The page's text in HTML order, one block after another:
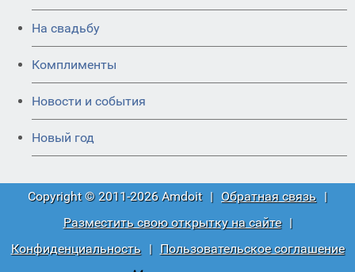
На свадьбу
Комплименты
Новости и события
Новый год
Copyright © 2011-2026 Amdoit | Обратная связь |
Разместить свою открытку на сайте
|
Конфиденциальность
|
Пользовательское соглашение